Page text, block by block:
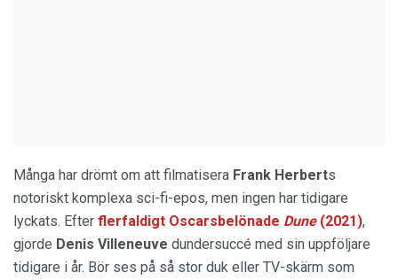
Många har drömt om att filmatisera Frank Herberts
notoriskt komplexa sci-fi-epos, men ingen har tidigare
lyckats. Efter flerfaldigt Oscarsbelönade Dune(2021),
gjorde Denis Villeneuve dundersuccé med sin uppföljare
tidigare i år. Bör ses på så stor duk eller TV-skärm som